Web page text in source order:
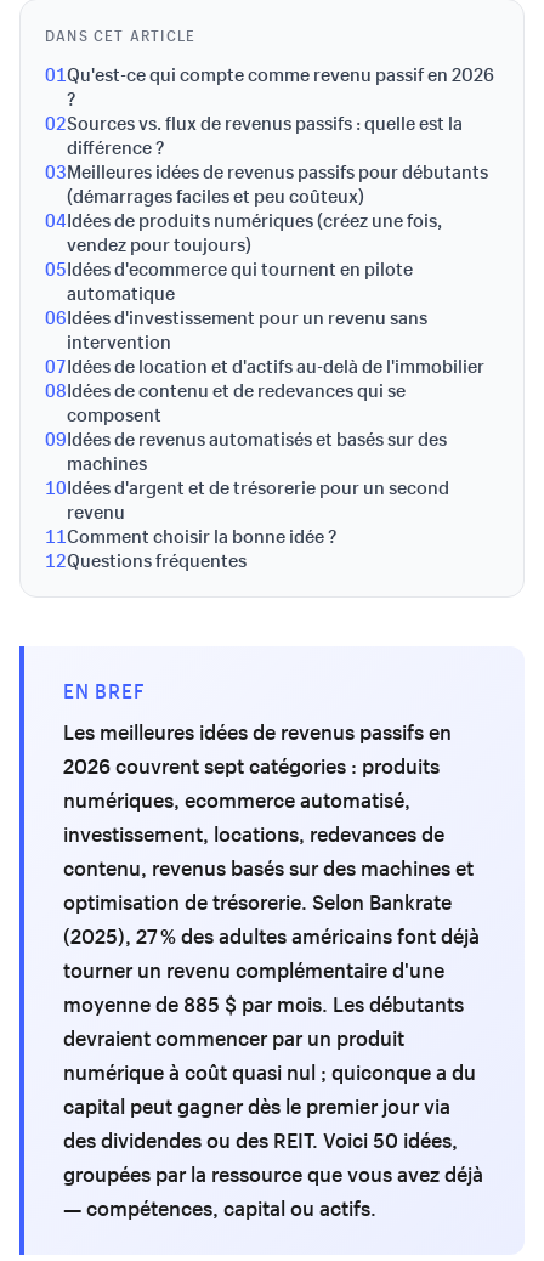
DANS CET ARTICLE
01Qu'est-ce qui compte comme revenu passif en 2026
?
02Sources vs. flux de revenus passifs : quelle est la
différence ?
03Meilleures idées de revenus passifs pour débutants
(démarrages faciles et peu coûteux)
04Idées de produits numériques (créez une fois,
vendez pour toujours)
05Idées d'ecommerce qui tournent en pilote
automatique
06Idées d'investissement pour un revenu sans
intervention
07Idées de location et d'actifs au-delà de l'immobilier
08Idées de contenu et de redevances qui se
composent
09Idées de revenus automatisés et basés sur des
machines
10Idées d'argent et de trésorerie pour un second
revenu
11Comment choisir la bonne idée ?
12Questions fréquentes
EN BREF
Les meilleures idées de revenus passifs en
2026 couvrent sept catégories : produits
numériques, ecommerce automatisé,
investissement, locations, redevances de
contenu, revenus basés sur des machines et
optimisation de trésorerie. Selon Bankrate
(2025), 27 % des adultes américains font déjà
tourner un revenu complémentaire d'une
moyenne de 885 $ par mois. Les débutants
devraient commencer par un produit
numérique à coût quasi nul ; quiconque a du
capital peut gagner dès le premier jour via
des dividendes ou des REIT. Voici 50 idées,
groupées par la ressource que vous avez déjà
— compétences, capital ou actifs.